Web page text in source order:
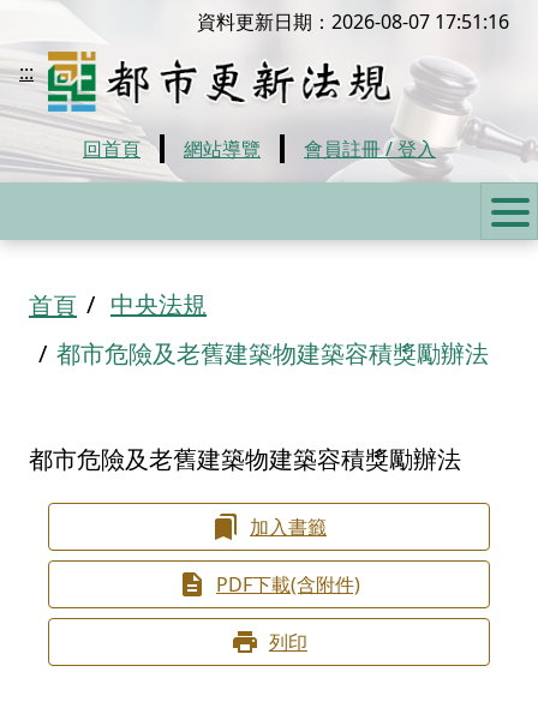
移到主要內容
:::
都市更新法規
資料更新日期：2026-08-07 17:51:16
回首頁 網站導覽 會員註冊 / 登入
首頁
中央法規
都市危險及老舊建築物建築容積獎勵辦法
都市危險及老舊建築物建築容積獎勵辦法
加入書籤
PDF下載(含附件)
列印